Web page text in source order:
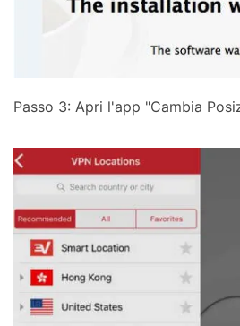
Passo 3: Apri l'app "Cambia